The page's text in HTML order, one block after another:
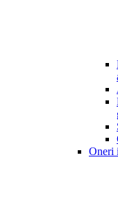
Oneri